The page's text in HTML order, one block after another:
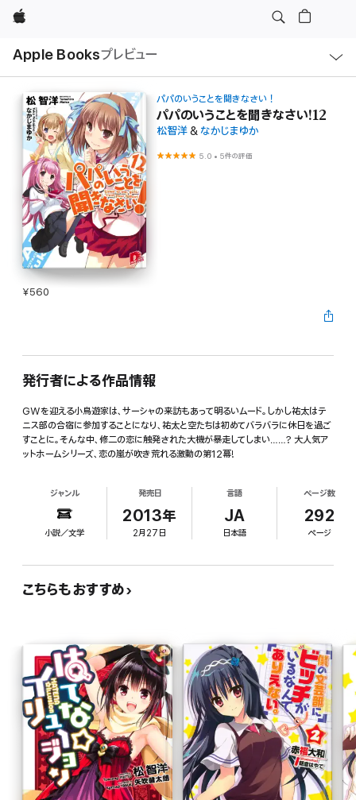
Apple
Apple Booksプレビュー
ル
パパのいうことを聞きなさい！
パパのいうことを聞きなさい!12
松智洋&なかじまゆか
5.0 • 5件の評価
¥560
発行者による作品情報
GWを迎える小鳥遊家は、サーシャの来訪もあって明るいムード。しかし祐太はテ
ニス部の合宿に参加することになり、祐太と空たちは初めてバラバラに休日を過ご
すことに。そんな中、修二の恋に触発された大機が暴走してしまい……? 大人気ア
ットホームシリーズ、恋の嵐が吹き荒れる激動の第12幕!
ジャンル
小説／文学
発売日
2013年
2月27日
言語
JA
日本語
ページ数
292
ページ
こちらもおすすめ